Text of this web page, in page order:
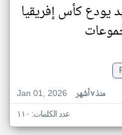
كأس إفريقيا
Jan 01, 2026
منذ ٧ أشهر
عدد الكلمات: ١١٠